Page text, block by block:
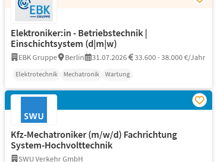
Elektroniker:in - Betriebstechnik |
Einschichtsystem (d|m|w)
EBK Gruppe Berlin 31.07.2026 33.600 - 38.000 €/Jahr
Elektrotechnik Mechatronik Wartung
Kfz-Mechatroniker (m/w/d) Fachrichtung
System-Hochvolttechnik
SWU Verkehr GmbH